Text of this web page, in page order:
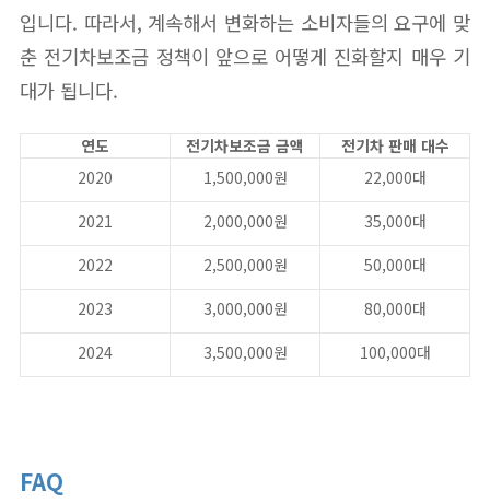
입니다. 따라서, 계속해서 변화하는 소비자들의 요구에 맞
춘 전기차보조금 정책이 앞으로 어떻게 진화할지 매우 기
대가 됩니다.
연도 전기차보조금 금액
전기차 판매 대수
2020
1,500,000원
22,000대
2021
2,000,000원
35,000대
2022
2,500,000원
50,000대
2023
3,000,000원
80,000대
2024
3,500,000원 100,000대
FAQ